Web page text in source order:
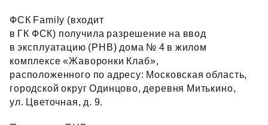
ФСК Family (входит
в ГК ФСК) получила разрешение на ввод
в эксплуатацию (РНВ) дома № 4 в жилом
комплексе «Жаворонки Клаб»,
расположенного по адресу: Московская область,
городской округ Одинцово, деревня Митькино,
ул. Цветочная, д. 9.